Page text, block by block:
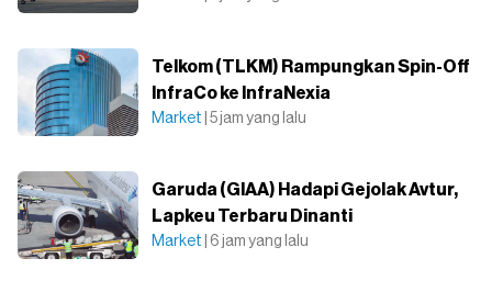
Telkom (TLKM) Rampungkan Spin-Off
InfraCo ke InfraNexia
Market | 5 jam yang lalu
Garuda (GIAA) Hadapi Gejolak Avtur,
Lapkeu Terbaru Dinanti
Market | 6 jam yang lalu